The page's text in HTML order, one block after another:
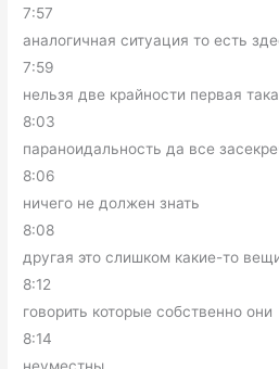
7:57
аналогичная ситуация то есть
7:59
нельзя две крайности первая
8:03
параноидальность да все
8:06
ничего не должен знать
8:08
другая это слишком какие-то
8:12
говорить которые собственно они
8:14